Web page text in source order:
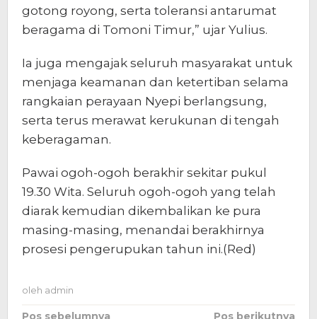
gotong royong, serta toleransi antarumat
beragama di Tomoni Timur,” ujar Yulius.
Ia juga mengajak seluruh masyarakat untuk
menjaga keamanan dan ketertiban selama
rangkaian perayaan Nyepi berlangsung,
serta terus merawat kerukunan di tengah
keberagaman.
Pawai ogoh-ogoh berakhir sekitar pukul
19.30 Wita. Seluruh ogoh-ogoh yang telah
diarak kemudian dikembalikan ke pura
masing-masing, menandai berakhirnya
prosesi pengerupukan tahun ini.(Red)
oleh admin
Pos sebelumnya Pos berikutnya